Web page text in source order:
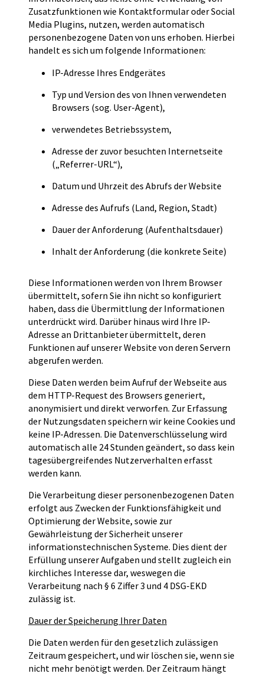
Zusatzfunktionen wie Kontaktformular oder Social
Media Plugins, nutzen, werden automatisch
personenbezogene Daten von uns erhoben. Hierbei
handelt es sich um folgende Informationen:
IP-Adresse Ihres Endgerätes
Typ und Version des von Ihnen verwendeten
Browsers (sog. User-Agent),
verwendetes Betriebssystem,
Adresse der zuvor besuchten Internetseite
(„Referrer-URL“),
Datum und Uhrzeit des Abrufs der Website
Adresse des Aufrufs (Land, Region, Stadt)
Dauer der Anforderung (Aufenthaltsdauer)
Inhalt der Anforderung (die konkrete Seite)
Diese Informationen werden von Ihrem Browser
übermittelt, sofern Sie ihn nicht so konfiguriert
haben, dass die Übermittlung der Informationen
unterdrückt wird. Darüber hinaus wird Ihre IP-
Adresse an Drittanbieter übermittelt, deren
Funktionen auf unserer Website von deren Servern
abgerufen werden.
Diese Daten werden beim Aufruf der Webseite aus
dem HTTP-Request des Browsers generiert,
anonymisiert und direkt verworfen. Zur Erfassung
der Nutzungsdaten speichern wir keine Cookies und
keine IP-Adressen. Die Datenverschlüsselung wird
automatisch alle 24 Stunden geändert, so dass kein
tagesübergreifendes Nutzerverhalten erfasst
werden kann.
Die Verarbeitung dieser personenbezogenen Daten
erfolgt aus Zwecken der Funktionsfähigkeit und
Optimierung der Website, sowie zur
Gewährleistung der Sicherheit unserer
informationstechnischen Systeme. Dies dient der
Erfüllung unserer Aufgaben und stellt zugleich ein
kirchliches Interesse dar, weswegen die
Verarbeitung nach § 6 Ziffer 3 und 4 DSG-EKD
zulässig ist.
Dauer der Speicherung Ihrer Daten
Die Daten werden für den gesetzlich zulässigen
Zeitraum gespeichert, und wir löschen sie, wenn sie
nicht mehr benötigt werden. Der Zeitraum hängt